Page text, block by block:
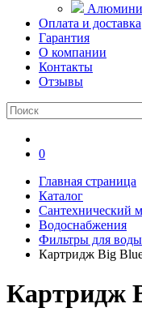
Оплата и доставка
Гарантия
О компании
Контакты
Отзывы
0
Главная страница
Каталог
Сантехнический
Водоснабжения
Фильтры для воды
Картридж Big
Картридж